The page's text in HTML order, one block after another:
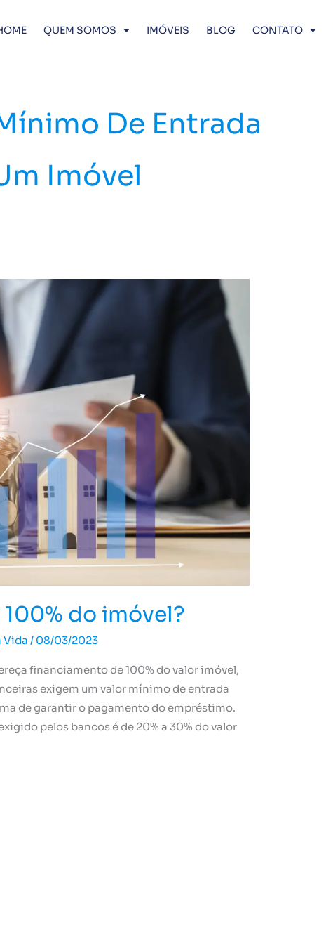
QUEM SOMOS IMÓVEIS BLOG CONTATO
De Entrada
Imóvel
do imóvel?
Vida / 08/03/2023
financiamento de 100% do valor imóvel,
exigem um valor mínimo de entrada
de garantir o pagamento do empréstimo.
pelos bancos é de 20% a 30% do valor